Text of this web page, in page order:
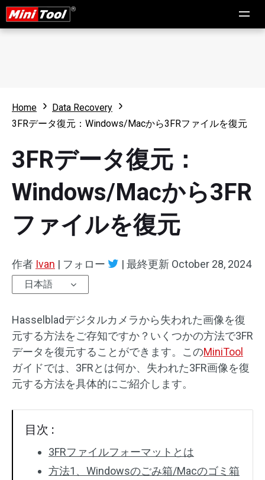
Home
Data Recovery
3FRデータ復元：Windows/Macから3FRファイルを復元
3FRデータ復元：
Windows/Macから3FR
ファイルを復元
作者 Ivan | フォロー | 最終更新 October 28, 2024
日本語
Hasselbladデジタルカメラから失われた画像を復
元する方法をご存知ですか？いくつかの方法で3FR
データを復元することができます。このMiniTool
ガイドでは、3FRとは何か、失われた3FR画像を復
元する方法を具体的にご紹介します。
目次 :
3FRファイルフォーマットとは
方法1、Windowsのごみ箱/Macのゴミ箱